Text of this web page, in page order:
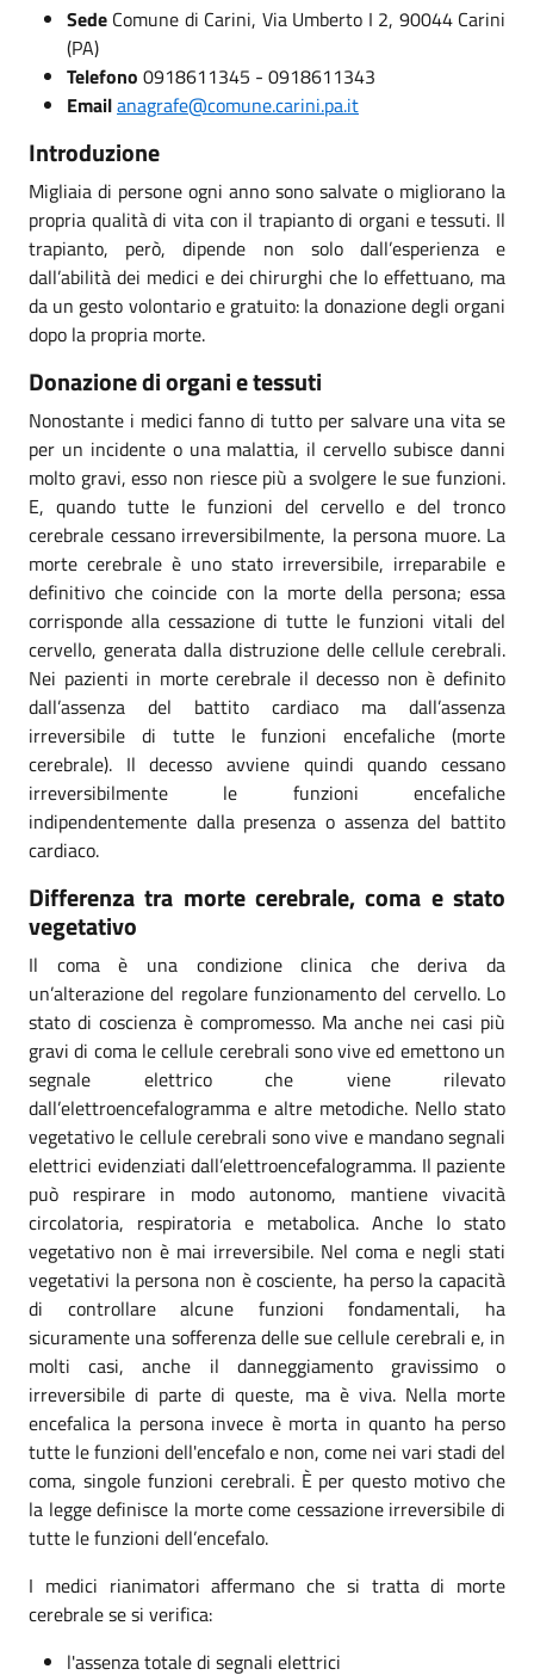
Sede Comune di Carini, Via Umberto I 2, 90044 Carini
(PA)
Telefono 0918611345 - 0918611343
Emailanagrafe@comune.carini.pa.it
Introduzione
Migliaia di persone ogni anno sono salvate o migliorano la
propria qualità di vita con il trapianto di organi e tessuti. Il
trapianto, però, dipende non solo dall’esperienza e
dall’abilità dei medici e dei chirurghi che lo effettuano, ma
da un gesto volontario e gratuito: la donazione degli organi
dopo la propria morte.
Donazione di organi e tessuti
Nonostante i medici fanno di tutto per salvare una vita se
per un incidente o una malattia, il cervello subisce danni
molto gravi, esso non riesce più a svolgere le sue funzioni.
E, quando tutte le funzioni del cervello e del tronco
cerebrale cessano irreversibilmente, la persona muore. La
morte cerebrale è uno stato irreversibile, irreparabile e
definitivo che coincide con la morte della persona; essa
corrisponde alla cessazione di tutte le funzioni vitali del
cervello, generata dalla distruzione delle cellule cerebrali.
Nei pazienti in morte cerebrale il decesso non è definito
dall’assenza del battito cardiaco ma dall’assenza
irreversibile di tutte le funzioni encefaliche (morte
cerebrale). Il decesso avviene quindi quando cessano
irreversibilmente le funzioni encefaliche
indipendentemente dalla presenza o assenza del battito
cardiaco.
Differenza tra morte cerebrale, coma e stato
vegetativo
Il coma è una condizione clinica che deriva da
un’alterazione del regolare funzionamento del cervello. Lo
stato di coscienza è compromesso. Ma anche nei casi più
gravi di coma le cellule cerebrali sono vive ed emettono un
segnale elettrico che viene rilevato
dall’elettroencefalogramma e altre metodiche. Nello stato
vegetativo le cellule cerebrali sono vive e mandano segnali
elettrici evidenziati dall’elettroencefalogramma. Il paziente
può respirare in modo autonomo, mantiene vivacità
circolatoria, respiratoria e metabolica. Anche lo stato
vegetativo non è mai irreversibile. Nel coma e negli stati
vegetativi la persona non è cosciente, ha perso la capacità
di controllare alcune funzioni fondamentali, ha
sicuramente una sofferenza delle sue cellule cerebrali e, in
molti casi, anche il danneggiamento gravissimo o
irreversibile di parte di queste, ma è viva. Nella morte
encefalica la persona invece è morta in quanto ha perso
tutte le funzioni dell'encefalo e non, come nei vari stadi del
coma, singole funzioni cerebrali. È per questo motivo che
la legge definisce la morte come cessazione irreversibile di
tutte le funzioni dell’encefalo.
I medici rianimatori affermano che si tratta di morte
cerebrale se si verifica:
l'assenza totale di segnali elettrici